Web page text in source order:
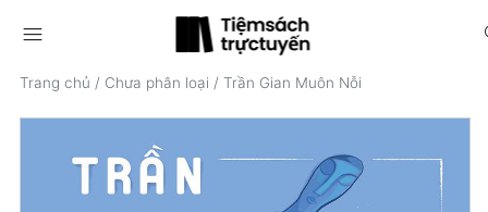
menu
Trang chủ / Chưa phân loại / Trần Gian Muôn Nỗi